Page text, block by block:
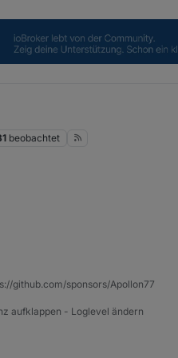
beobachtet
github.com/sponsors/Apollon77
aufklappen - Loglevel ändern